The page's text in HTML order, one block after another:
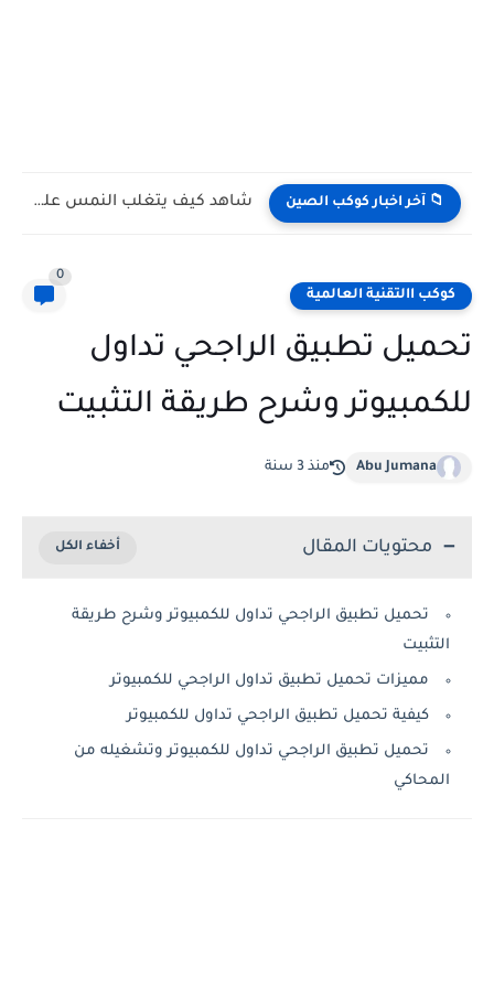
📁 آخر اخبار كوكب الصين فراشات تشرب دموع السلاحف.. مشهد حقيقي يوثق أحد أكثر السلوكيات...
كوكب االتقنية العالمية
0
تحميل تطبيق الراجحي تداول
للكمبيوتر وشرح طريقة التثبيت
Abu Jumana منذ 3 سنة
محتويات المقال
تحميل تطبيق الراجحي تداول للكمبيوتر وشرح طريقة
التثبيت
مميزات تحميل تطبيق تداول الراجحي للكمبيوتر
كيفية تحميل تطبيق الراجحي تداول للكمبيوتر
تحميل تطبيق الراجحي تداول للكمبيوتر وتشغيله من
المحاكي